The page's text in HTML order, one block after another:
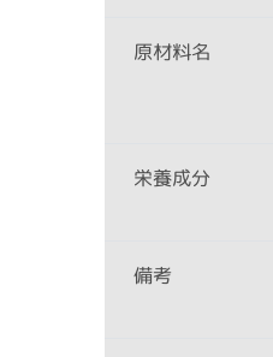
原材料名
栄養成分
備考